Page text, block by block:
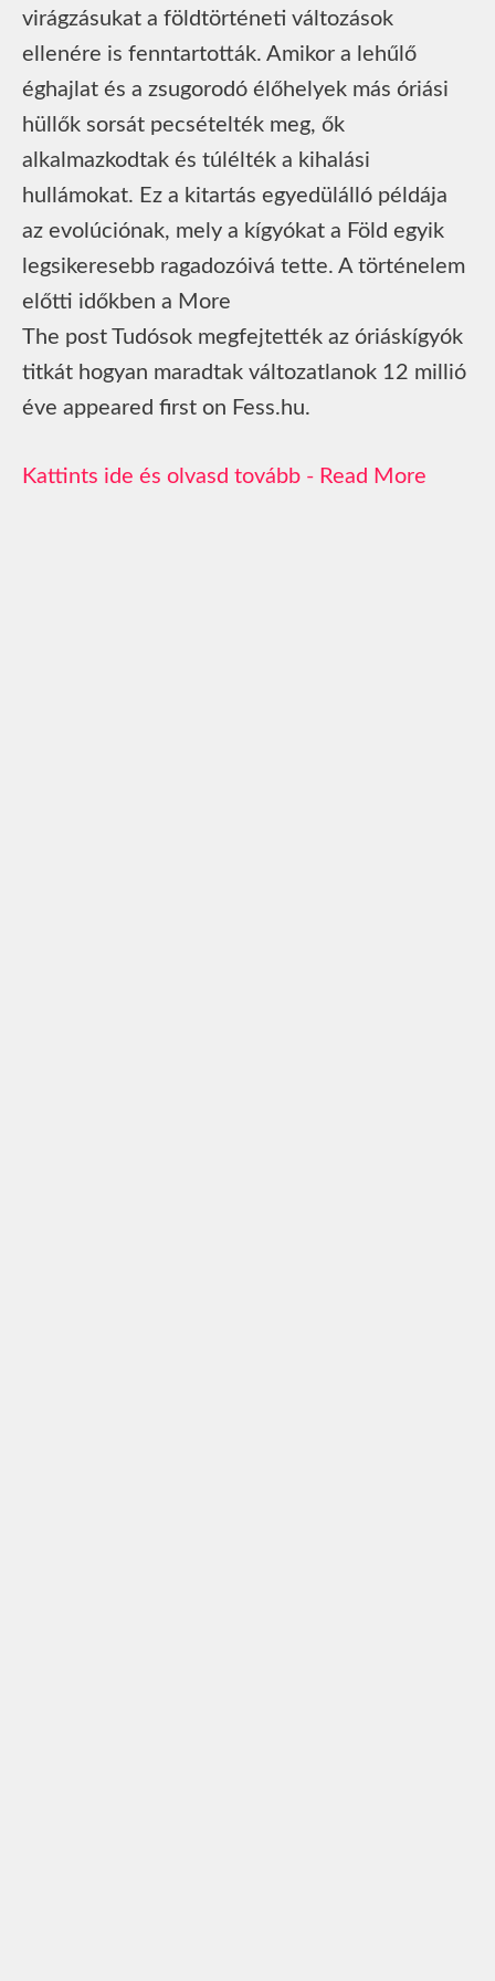
virágzásukat a földtörténeti változások
ellenére is fenntartották. Amikor a lehűlő
éghajlat és a zsugorodó élőhelyek más óriási
hüllők sorsát pecsételték meg, ők
alkalmazkodtak és túlélték a kihalási
hullámokat. Ez a kitartás egyedülálló példája
az evolúciónak, mely a kígyókat a Föld egyik
legsikeresebb ragadozóivá tette. A történelem
előtti időkben a More
The post Tudósok megfejtették az óriáskígyók
titkát hogyan maradtak változatlanok 12 millió
éve appeared first on Fess.hu.
Read More